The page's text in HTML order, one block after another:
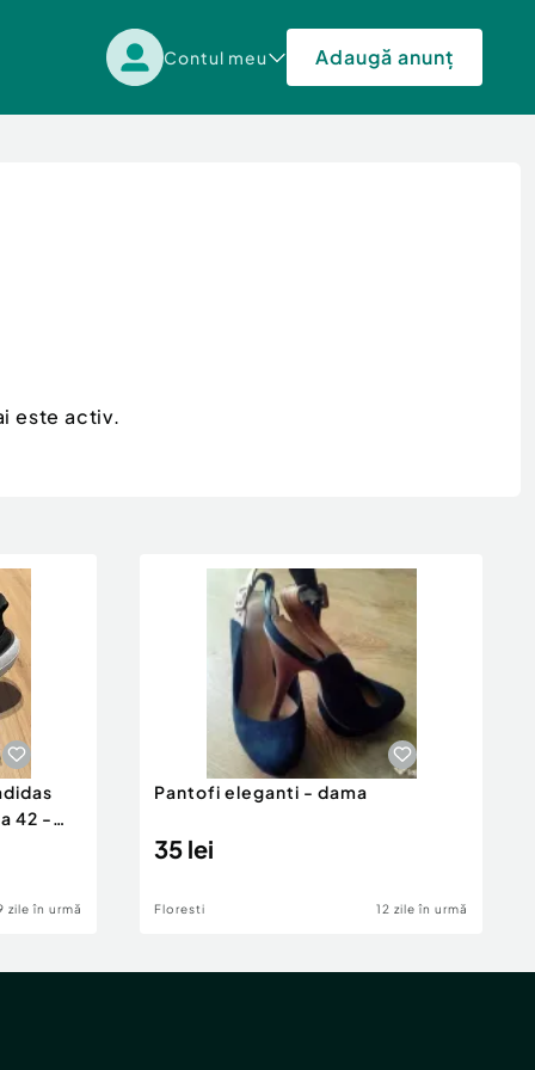
Contul meu Adaugă anunț
este activ.
42 -
zile în urmă
Pantofi eleganti - dama
35 lei
Floresti 12 zile în urmă